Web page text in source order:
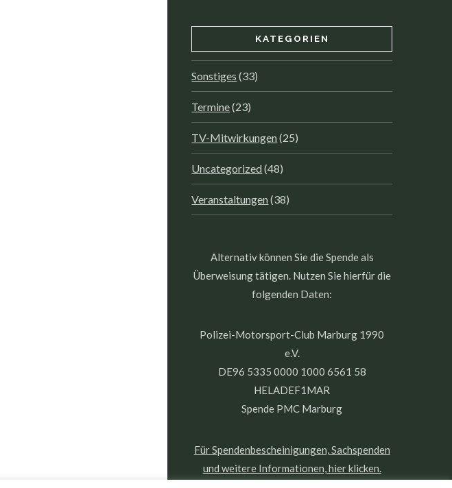
KATEGORIEN
Sonstiges (33)
Termine(23)
TV-Mitwirkungen(25)
Uncategorized(48)
Veranstaltungen(38)
Alternativ können Sie die Spende als
Überweisung tätigen. Nutzen Sie hierfür die
folgenden Daten:
Polizei-Motorsport-Club Marburg 1990
e.V.
DE96 5335 0000 1000 6561 58
HELADEF1MAR
Spende PMC Marburg
Für Spendenbescheinigungen, Sachspenden
und weitere Informationen, hier klicken.